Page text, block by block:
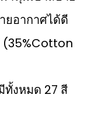
ยอากาศได้ดี
(35%Cotton
ทั้งหมด 27 สี